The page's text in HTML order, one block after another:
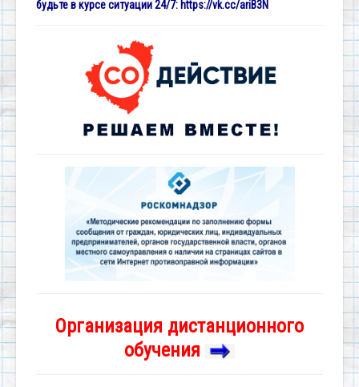
будьте в курсе ситуации 24/7: https://vk.cc/ariB3N
Организация дистанционного
обучения